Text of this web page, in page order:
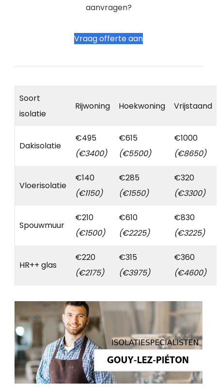
aanvragen?
Vraag offerte aan
Soort
isolatie
Rijwoning Hoekwoning Vrijstaand
Dakisolatie
€495
(€3400)
€615
(€5500)
€1000
(€8650)
Vloerisolatie
€140
(€1150)
€285
(€1550)
€320
(€3300)
Spouwmuur
€210
(€1500)
€610
(€2225)
€830
(€3225)
HR++ glas
€220
(€2175)
€315
(€3975)
€360
(€4600)